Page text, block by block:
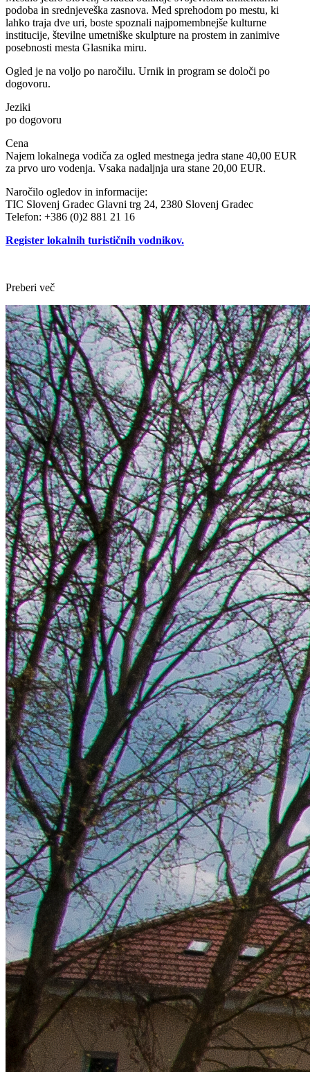
podoba in srednjeveška zasnova. Med sprehodom po mestu, ki
lahko traja dve uri, boste spoznali najpomembnejše kulturne
institucije, številne umetniške skulpture na prostem in zanimive
posebnosti mesta Glasnika miru.
Ogled je na voljo po naročilu. Urnik in program se določi po
dogovoru.
Jeziki
po dogovoru
Cena
Najem lokalnega vodiča za ogled mestnega jedra stane 40,00 EUR
za prvo uro vodenja. Vsaka nadaljnja ura stane 20,00 EUR.
Naročilo ogledov in informacije:
TIC Slovenj Gradec Glavni trg 24, 2380 Slovenj Gradec
Telefon: +386 (0)2 881 21 16
Register lokalnih turističnih vodnikov.
Preberi več